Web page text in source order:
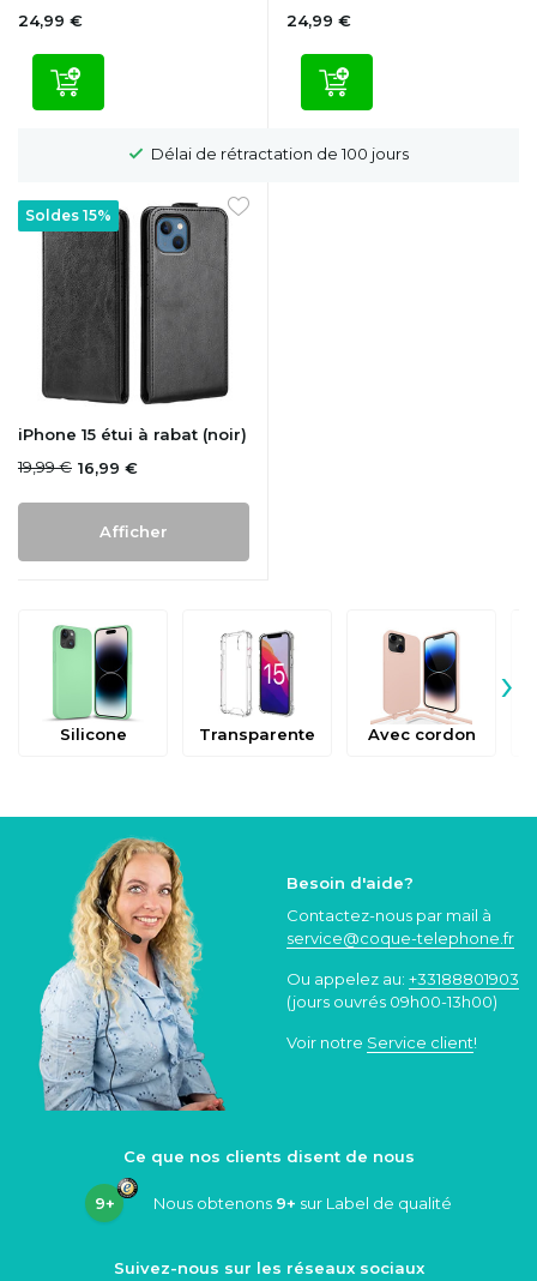
24,99 €
24,99 €
Délai de rétractation de 100 jours
Soldes 15%
iPhone 15 étui à rabat (noir)
19,99 € 16,99 €
Afficher
Silicone Transparente Avec cordon
›
Besoin d'aide?
Contactez-nous par mail à
service@coque-telephone.fr
Ou appelez au: +33188801903
(jours ouvrés 09h00-13h00)
Voir notre Service client!
Ce que nos clients disent de nous
9+ Nous obtenons 9+ sur Label de qualité
Suivez-nous sur les réseaux sociaux